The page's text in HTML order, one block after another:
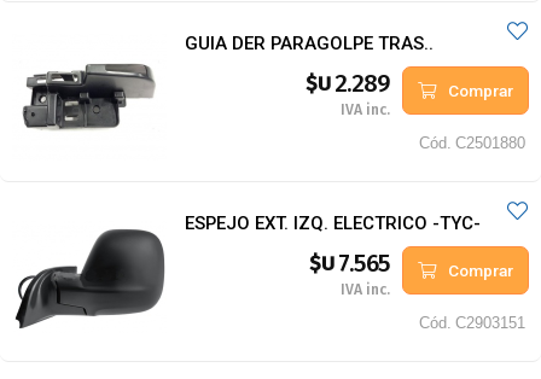
GUIA DER PARAGOLPE TRAS..
$U2.289
IVA inc.
Comprar
Cód. C2501880
ESPEJO EXT. IZQ. ELECTRICO -TYC-
$U7.565
IVA inc.
Comprar
Cód. C2903151